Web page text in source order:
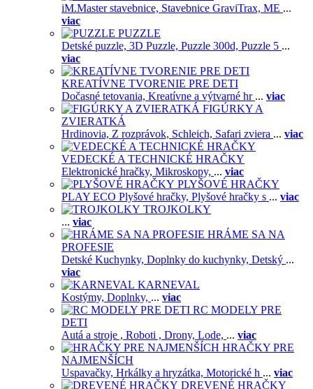
iM.Master stavebnice, Stavebnice GraviTrax, ME ...
viac
PUZZLE
Detské puzzle, 3D Puzzle, Puzzle 300d, Puzzle 5 ...
viac
KREATÍVNE TVORENIE PRE DETI
Dočasné tetovania, Kreatívne a výtvarné hr ... viac
FIGÚRKY A
ZVIERATKÁ
Hrdinovia, Z rozprávok, Schleich, Safari zviera ... viac
VEDECKÉ A TECHNICKÉ HRAČKY
Elektronické hračky, Mikroskopy, ... viac
PLYŠOVÉ HRAČKY
PLAY ECO Plyšové hračky, Plyšové hračky s ... viac
TROJKOLKY
... viac
HRÁME SA NA
PROFESIE
Detské Kuchynky, Doplnky do kuchynky, Detský ...
viac
KARNEVAL
Kostýmy, Doplnky, ... viac
RC MODELY PRE
DETI
Autá a stroje , Roboti , Drony, Lode, ... viac
HRAČKY PRE
NAJMENŠÍCH
Uspavačky, Hrkálky a hryzátka, Motorické h ... viac
DREVENÉ HRAČKY